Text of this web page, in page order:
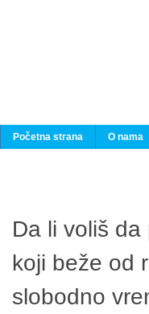
Početna strana O nama
Da li voliš
koji beže od
slobodno